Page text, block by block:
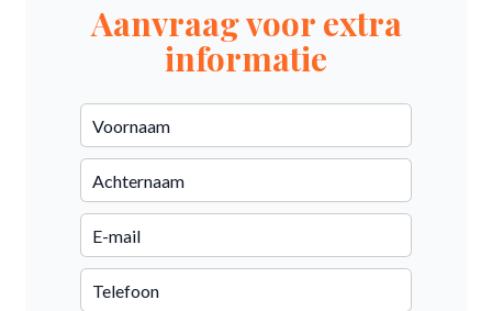
Aanvraag voor extra
informatie